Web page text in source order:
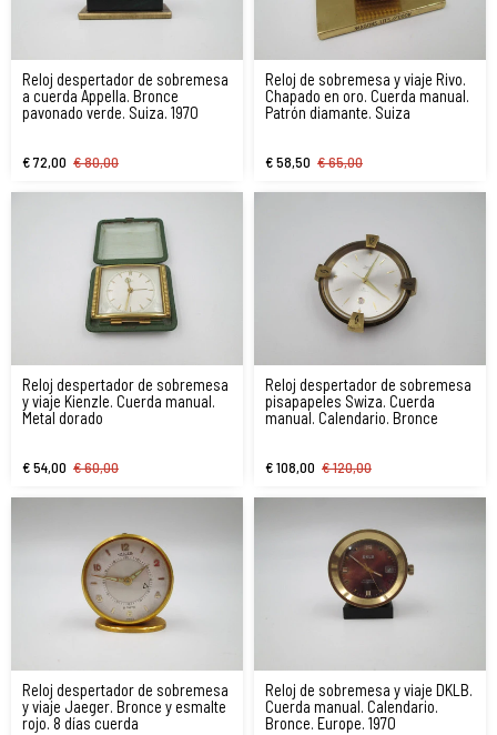
Reloj despertador de sobremesa
a cuerda Appella. Bronce
pavonado verde. Suiza. 1970
€ 72,00 € 80,00
Reloj de sobremesa y viaje Rivo.
Chapado en oro. Cuerda manual.
Patrón diamante. Suiza
€ 58,50 € 65,00
Reloj despertador de sobremesa
y viaje Kienzle. Cuerda manual.
Metal dorado
€ 54,00 € 60,00
Reloj despertador de sobremesa
pisapapeles Swiza. Cuerda
manual. Calendario. Bronce
€ 108,00 € 120,00
Reloj despertador de sobremesa
y viaje Jaeger. Bronce y esmalte
rojo. 8 días cuerda
Reloj de sobremesa y viaje DKLB.
Cuerda manual. Calendario.
Bronce. Europe. 1970